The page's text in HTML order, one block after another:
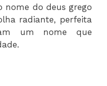
nome do deus grego
radiante, perfeita
um nome que